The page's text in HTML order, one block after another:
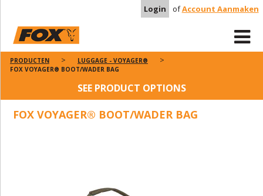
Login ofAccount Aanmaken
PRODUCTEN
LUGGAGE - VOYAGER®
FOX VOYAGER® BOOT/WADER BAG
SEE PRODUCT OPTIONS
FOX VOYAGER® BOOT/WADER BAG